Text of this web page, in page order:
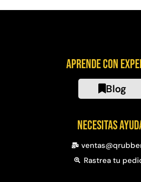
Aprende con
Blog
Necesitas
Rastrea tu